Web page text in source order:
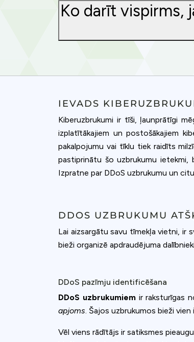
Ko darīt vispirms,
IEVADS
Kiberuzbrukumi ir tīši, ļaunprātīgi
izplatītākajiem un postošākajiem
pakalpojumu vai tīklu tiek raidīts
pastiprinātu šo uzbrukumu
Izpratne par DDoS uzbrukumu un
DDOS UZBRUKUMU
Lai aizsargātu savu tīmekļa vietni, ir
bieži organizē apdraudējuma
DDoS pazīmju identificēšana
DDoS uzbrukumiemir raksturīgas
apjoms . Šajos uzbrukumos bieži
Vēl viens rādītājs ir satiksmes